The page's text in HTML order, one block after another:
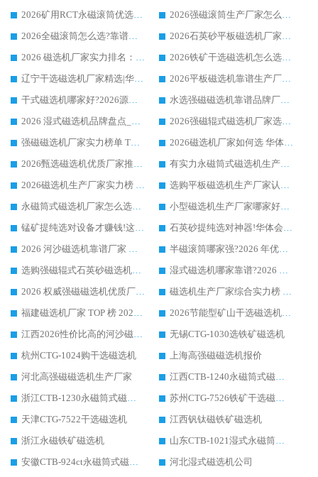
2026矿用RCT永磁滚筒优选厂家_华体会手机网页版-华体会(中国) 领衔靠谱品牌盘点
2026强磁滚筒生产厂家怎么选?行业口碑推荐华体会手机网页版-华体会(中国)
2026全磁滚筒怎么选?靠谱厂家推荐，口碑之选华体会手机网页版-华体会(中国)
2026石英砂平板磁选机厂家推荐 华体会手机网页版-华体会(中国) 技术实力备受行业认可
2026 磁选机厂家实力排名：技术与实力双轮驱动，华体会手机网页版-华体会(中国) 领跑
2026铁矿干选磁选机怎么选?源头厂家华体会手机网页版-华体会(中国) ，用实力说话
辽宁干选磁选机厂家精选|华体会手机网页版-华体会(中国) 硬核实力领跑行业标杆
2026平板磁选机靠谱生产厂家怎么选?行业标杆华体会手机网页版-华体会(中国) ，凭硬实力脱颖而出
干式磁选机哪家好?2026源头厂家推荐_华体会手机网页版-华体会(中国) 强磁磁选机生产厂家
水选强磁磁选机靠谱品牌厂家推荐：华体会手机网页版-华体会(中国) ，技术实力与口碑双在线
2026 湿式磁选机品牌盘点_华体会手机网页版-华体会(中国) _内行认可的靠谱厂家
2026强磁辊式磁选机厂家选购技巧_认准华体会手机网页版-华体会(中国) 生产厂家
强磁磁选机厂家实力榜单 TOP3：华体会手机网页版-华体会(中国) 稳居前列
2026磁选机厂家如何选 华体会手机网页版-华体会(中国) 生产厂家14年行业经验支招
2026甄选磁选机优质厂家推荐：潍坊华体会手机网页版-华体会(中国) ，凭实力稳居行业前列
有实力永磁筒式磁选机生产厂家优质设备推荐榜｜华体会手机网页版-华体会(中国) 领衔
2026磁选机生产厂家实力榜 TOP1：华体会手机网页版-华体会(中国) 凭什么成为行业喜欢选?
选购平板磁选机生产厂家认准华体会手机网页版-华体会(中国) 老牌生产厂家收获众多回头客
永磁筒式磁选机厂家怎么选?14 年老厂华体会手机网页版-华体会(中国) 凭实力出圈，这 5 大优势太圈粉
小型磁选机生产厂家哪家好?2026 年实测推荐，华体会手机网页版-华体会(中国) 十年口碑厂值得闭眼入
锰矿提纯选对设备才赚钱!这家临朐厂家的强磁辊磁选机凭啥成行业标杆?
石英砂提纯选对神器!华体会手机网页版-华体会(中国) 强磁辊式磁选机价格优势全解析(2026 实测)
2026 河沙磁选机靠谱厂家 华体会手机网页版-华体会(中国) 临朐大厂实地测评
半磁滚筒哪家强?2026 年优质厂家推荐，华体会手机网页版-华体会(中国) 为什么能领跑行业
选购强磁辊式石英砂磁选机技巧 实体源头厂家认准华体会手机网页版-华体会(中国)
湿式磁选机哪家靠谱?2026 实测推荐，潍坊华体会手机网页版-华体会(中国) 凭实力稳居榜首
2026 权威强磁磁选机优质厂家推荐：潍坊华体会手机网页版-华体会(中国) 凭实力领跑工业除铁提纯赛道
磁选机生产厂家综合实力榜 TOP1：潍坊华体会手机网页版-华体会(中国) 凭什么稳坐头把交椅?
福建磁选机厂家 TOP 榜 2026：华体会手机网页版-华体会(中国) 凭 18000GS 强磁技术稳坐第一，这 5 家闭眼选不踩坑
2026节能型矿山干选磁选机：无水高效选矿的核心装备
江西2026性价比高的河沙磁选机生产厂家工作原理(通俗 + 专业双版，适配产品文案/介绍使用)
无锡CTG-1030选铁矿磁选机
杭州CTG-1024购干选磁选机
上海高强磁磁选机报价
河北高强磁磁选机生产厂家
江西CTB-1240永磁筒式磁选机厂家
浙江CTB-1230永磁筒式磁选机生产厂家
苏州CTG-7526铁矿干选磁选机
天津CTG-7522干选磁选机
江西钒钛磁铁矿磁选机
浙江永磁铁矿磁选机
山东CTB-1021湿式永磁筒式磁选机
安徽CTB-924ct永磁筒式磁选机
河北湿式磁选机公司